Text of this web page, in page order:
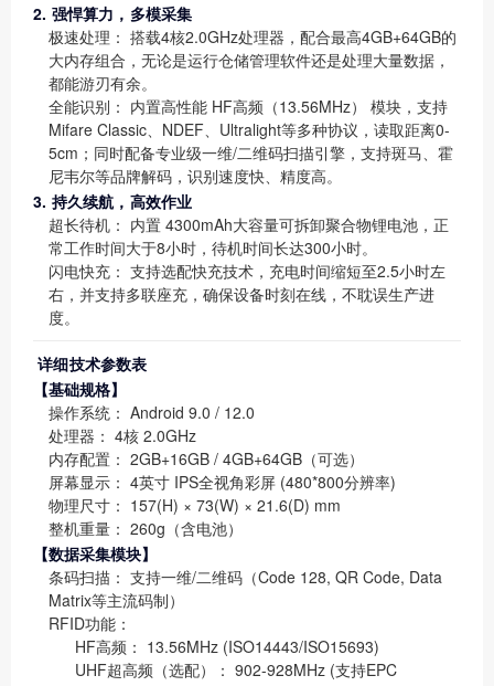
2. 强悍算力，多模采集
极速处理： 搭载4核2.0GHz处理器，配合最高4GB+64GB的
大内存组合，无论是运行仓储管理软件还是处理大量数据，
都能游刃有余。
全能识别： 内置高性能 HF高频（13.56MHz）
模块，支持
Mifare Classic、NDEF、Ultralight等多种协议，读取距离0-
5cm；同时配备专业级一维/二维码扫描引擎，支持斑马、霍
尼韦尔等品牌解码，识别速度快、精度高。
3. 持久续航，高效作业
超长待机： 内置 4300mAh大容量可拆卸聚合物锂电池 ，正
常工作时间大于8小时，待机时间长达300小时。
闪电快充： 支持选配快充技术，充电时间缩短至2.5小时左
右，并支持多联座充，确保设备时刻在线，不耽误生产进
度。
详细技术参数表
【基础规格】
操作系统： Android 9.0 / 12.0
处理器： 4核 2.0GHz
内存配置： 2GB+16GB / 4GB+64GB（可选）
屏幕显示： 4英寸 IPS全视角彩屏 (480*800分辨率)
物理尺寸： 157(H) × 73(W) × 21.6(D) mm
整机重量： 260g（含电池）
【数据采集模块】
条码扫描： 支持一维/二维码（Code 128, QR Code, Data
Matrix等主流码制）
RFID功能：
HF高频： 13.56MHz (ISO14443/ISO15693)
UHF超高频（选配）： 902-928MHz (支持EPC